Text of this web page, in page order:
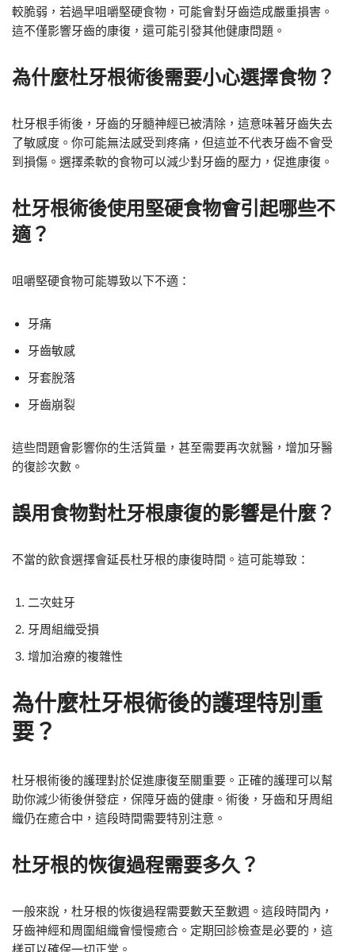
較脆弱，若過早咀嚼堅硬食物，可能會對牙齒造成嚴重損害。
這不僅影響牙齒的康復，還可能引發其他健康問題。
為什麼杜牙根術後需要小心選擇食物？
杜牙根手術後，牙齒的牙髓神經已被清除，這意味著牙齒失去
了敏感度。你可能無法感受到疼痛，但這並不代表牙齒不會受
到損傷。選擇柔軟的食物可以減少對牙齒的壓力，促進康復。
杜牙根術後使用堅硬食物會引起哪些不
適？
咀嚼堅硬食物可能導致以下不適：
牙痛
牙齒敏感
牙套脫落
牙齒崩裂
這些問題會影響你的生活質量，甚至需要再次就醫，增加牙醫
的復診次數。
誤用食物對杜牙根康復的影響是什麼？
不當的飲食選擇會延長杜牙根的康復時間。這可能導致：
二次蛀牙
牙周組織受損
增加治療的複雜性
為什麼杜牙根術後的護理特別重
要？
杜牙根術後的護理對於促進康復至關重要。正確的護理可以幫
助你減少術後併發症，保障牙齒的健康。術後，牙齒和牙周組
織仍在癒合中，這段時間需要特別注意。
杜牙根的恢復過程需要多久？
一般來說，杜牙根的恢復過程需要數天至數週。這段時間內，
牙齒神經和周圍組織會慢慢癒合。定期回診檢查是必要的，這
樣可以確保一切正常。